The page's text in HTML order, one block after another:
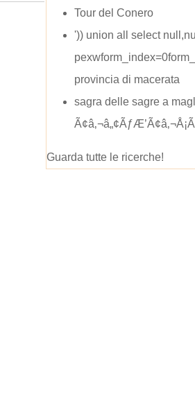
Tour del Conero
')) union all select
provincia di macerata
sagra delle sagre a
Guarda tutte le ricerche!